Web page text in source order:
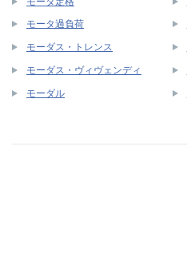
モータ過負荷
モーダス・トレンス
モーダス・ヴィヴェンディ
モーダル